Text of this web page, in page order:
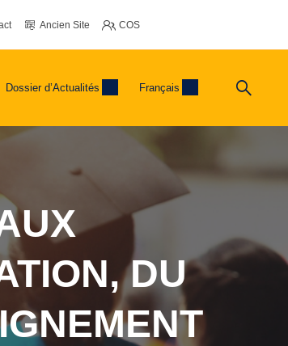
Ancien Site COS
Dossier d’Actualités Français
DU